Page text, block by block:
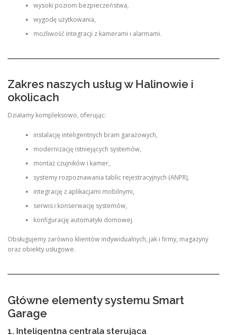
wysoki poziom bezpieczeństwa,
wygodę użytkowania,
możliwość integracji z kamerami i alarmami.
Zakres naszych usług w Halinowie i
okolicach
Działamy kompleksowo, oferując:
instalację inteligentnych bram garażowych,
modernizację istniejących systemów,
montaż czujników i kamer,
systemy rozpoznawania tablic rejestracyjnych (ANPR),
integrację z aplikacjami mobilnymi,
serwis i konserwację systemów,
konfigurację automatyki domowej.
Obsługujemy zarówno klientów indywidualnych, jak i firmy, magazyny
oraz obiekty usługowe.
Główne elementy systemu Smart
Garage
1. Inteligentna centrala sterująca